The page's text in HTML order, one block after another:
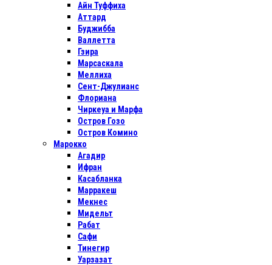
Айн Туффиха
Аттард
Буджибба
Валлетта
Гзира
Марсаскала
Меллиха
Сент-Джулианс
Флориана
Чиркеуа и Марфа
Остров Гозо
Остров Комино
Марокко
Агадир
Ифран
Касабланка
Марракеш
Мекнес
Мидельт
Рабат
Сафи
Тинегир
Уарзазат